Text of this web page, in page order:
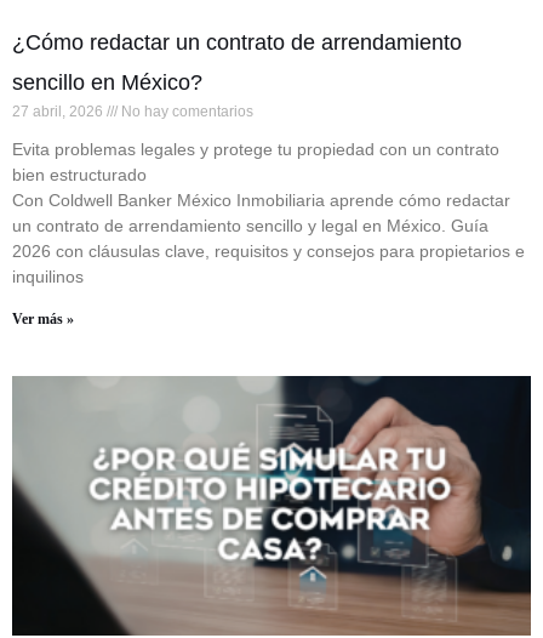
¿Cómo redactar un contrato de arrendamiento
sencillo en México?
27 abril, 2026 No hay comentarios
Evita problemas legales y protege tu propiedad con un contrato
bien estructurado
Con Coldwell Banker México Inmobiliaria aprende cómo redactar
un contrato de arrendamiento sencillo y legal en México. Guía
2026 con cláusulas clave, requisitos y consejos para propietarios e
inquilinos
Ver más »